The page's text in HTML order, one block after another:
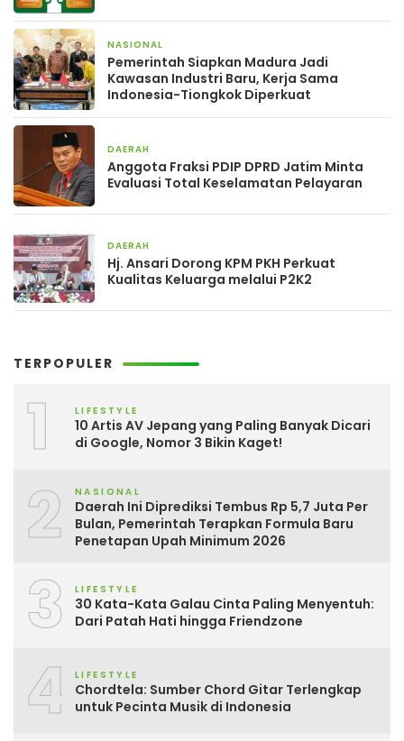
NASIONAL
Pemerintah Siapkan Madura Jadi
Kawasan Industri Baru, Kerja Sama
Indonesia-Tiongkok Diperkuat
DAERAH
Anggota Fraksi PDIP DPRD Jatim Minta
Evaluasi Total Keselamatan Pelayaran
DAERAH
Hj. Ansari Dorong KPM PKH Perkuat
Kualitas Keluarga melalui P2K2
TERPOPULER
1 LIFESTYLE
10 Artis AV Jepang yang Paling Banyak Dicari
di Google, Nomor 3 Bikin Kaget!
2 NASIONAL
Daerah Ini Diprediksi Tembus Rp 5,7 Juta Per
Bulan, Pemerintah Terapkan Formula Baru
Penetapan Upah Minimum 2026
3 LIFESTYLE
30 Kata-Kata Galau Cinta Paling Menyentuh:
Dari Patah Hati hingga Friendzone
4 LIFESTYLE
Chordtela: Sumber Chord Gitar Terlengkap
untuk Pecinta Musik di Indonesia